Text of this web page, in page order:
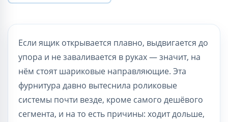
Если ящик открывается плавно, выдвигается до
упора и не заваливается в руках — значит, на
нём стоят шариковые направляющие. Эта
фурнитура давно вытеснила роликовые
системы почти везде, кроме самого дешёвого
сегмента, и на то есть причины: ходит дольше,